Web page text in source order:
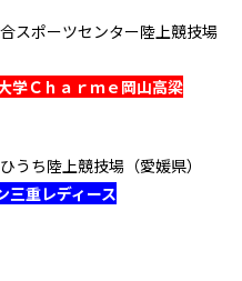
スポーツセンター陸上競技場
学Ｃｈａｒｍｅ岡山高梁
うち陸上競技場（愛媛県）
三重レディース